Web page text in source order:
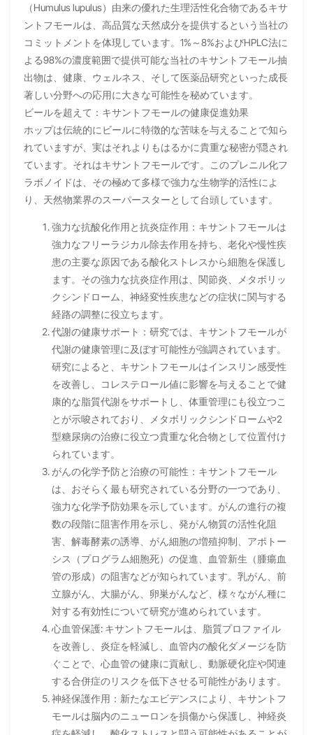
（Humulus lupulus）由来の優れた生理活性化合物であるキサ
ントフモールは、高品質な天然成分を提供するという当社の
コミットメントを体現しています。1%～8%およびHPLC法に
よる98%の濃度範囲で提供可能な当社のキサントフモール抽
出物は、健康、ウェルネス、そして医薬品研究といった成長
著しい分野への応用に大きな可能性を秘めています。
ビールを超えて：キサントフモールの健康促進効果
ホップは伝統的にビールに特徴的な苦味を与えることで知ら
れていますが、実はそれよりもはるかに貴重な秘密が隠され
ています。それはキサントフモールです。このプレニル化フ
ラボノイドは、その極めて多様で強力な生物学的活性によ
り、天然物業界のスーパースターとして台頭しています。
強力な抗酸化作用と抗炎症作用：キサントフモールは
強力なフリーラジカル除去作用を持ち、老化や慢性疾
患の主要な原因である酸化ストレスから細胞を保護し
ます。その強力な抗炎症作用は、関節炎、メタボリッ
クシンドローム、神経変性疾患などの症状に関与する
経路の調整に役立ちます。
代謝の健康サポート：研究では、キサントフモールが
代謝の健康管理に及ぼす可能性が強調されています。
研究によると、キサントフモールはインスリン感受性
を改善し、コレステロール値に影響を与えることで健
康的な脂質代謝をサポートし、体重管理にも役立つこ
とが示唆されており、メタボリックシンドロームや2
型糖尿病の治療に役立つ貴重な化合物として位置付け
られています。
がんの化学予防と治療の可能性：キサントフモール
は、おそらく最も研究されている分野の一つであり、
強力な化学予防効果を示しています。がんの進行の複
数の段階に阻害作用を示し、発がん物質の活性化阻
害、解毒酵素の誘導、がん細胞の増殖抑制、アポトー
シス（プログラム細胞死）の促進、血管新生（腫瘍血
管の形成）の阻害などが知られています。乳がん、前
立腺がん、大腸がん、卵巣がんなど、様々ながん種に
対する有効性について研究が進められています。
心血管保護: キサントフモールは、脂質プロファイル
を改善し、炎症を軽減し、血管内の酸化ダメージを防
ぐことで、心血管の健康に貢献し、動脈硬化症や関連
する合併症のリスクを低下させる可能性があります。
神経保護作用：新たなエビデンスにより、キサントフ
モールは脳内のニューロンを損傷から保護し、神経炎